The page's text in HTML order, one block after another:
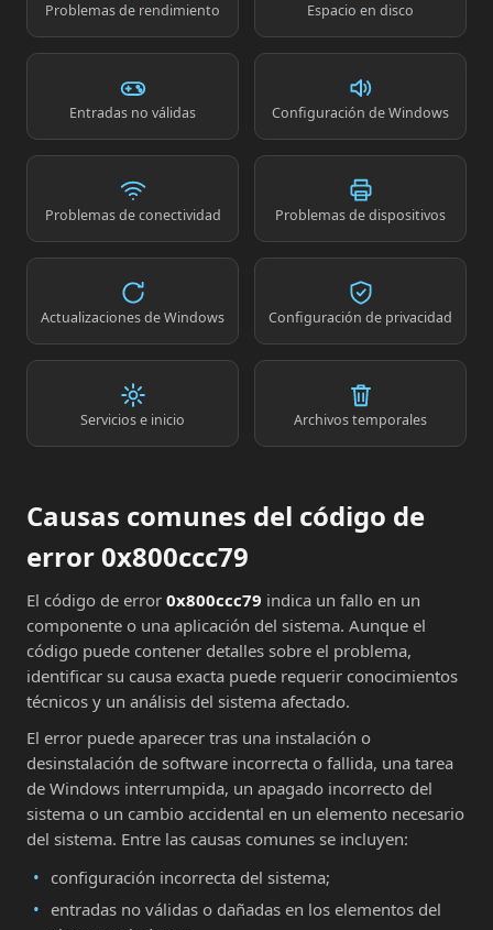
Problemas de rendimiento Espacio en disco
Entradas no válidas Configuración de Windows
Problemas de conectividad Problemas de dispositivos
Actualizaciones de Windows Configuración de privacidad
Servicios e inicio Archivos temporales
Causas comunes del código de
error 0x800ccc79
El código de error 0x800ccc79 indica un fallo en un
componente o una aplicación del sistema. Aunque el
código puede contener detalles sobre el problema,
identificar su causa exacta puede requerir conocimientos
técnicos y un análisis del sistema afectado.
El error puede aparecer tras una instalación o
desinstalación de software incorrecta o fallida, una tarea
de Windows interrumpida, un apagado incorrecto del
sistema o un cambio accidental en un elemento necesario
del sistema. Entre las causas comunes se incluyen:
configuración incorrecta del sistema;
entradas no válidas o dañadas en los elementos del